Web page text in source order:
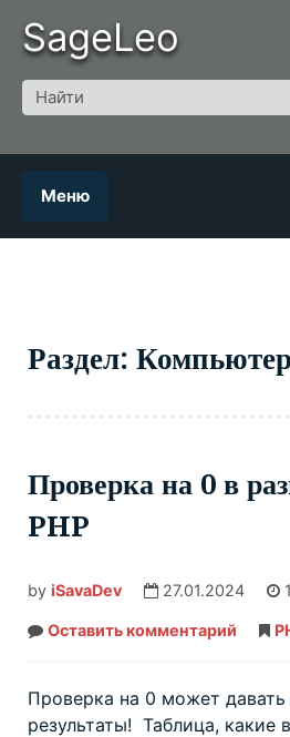
content
SageLeo
для
Меню
Раздел:
Проверка на 0 в
PHP
by iSavaDev 27.01.2024
Оставить комментарий
PHP
Проверка на 0 может
результаты! Таблица, какие